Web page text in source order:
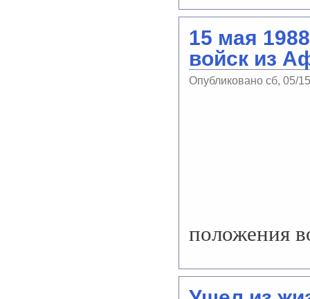
15 мая
войск из
Опубликовано сб, 05/
положения